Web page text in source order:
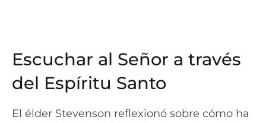
Escuchar al Señor a través
del Espíritu Santo
El élder Stevenson reflexionó sobre cómo ha